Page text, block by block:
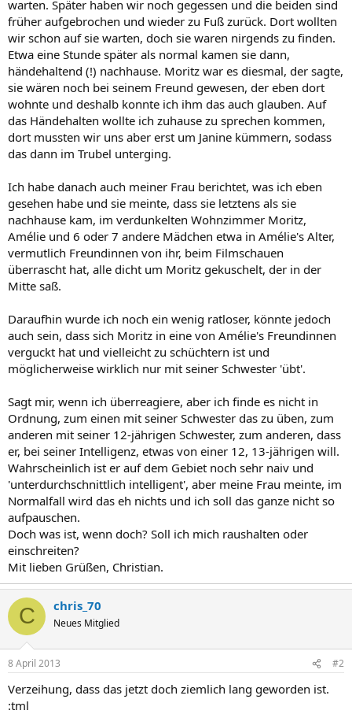
warten. Später haben wir noch gegessen und die beiden sind
früher aufgebrochen und wieder zu Fuß zurück. Dort wollten
wir schon auf sie warten, doch sie waren nirgends zu finden.
Etwa eine Stunde später als normal kamen sie dann,
händehaltend (!) nachhause. Moritz war es diesmal, der sagte,
sie wären noch bei seinem Freund gewesen, der eben dort
wohnte und deshalb konnte ich ihm das auch glauben. Auf
das Händehalten wollte ich zuhause zu sprechen kommen,
dort mussten wir uns aber erst um Janine kümmern, sodass
das dann im Trubel unterging.
Ich habe danach auch meiner Frau berichtet, was ich eben
gesehen habe und sie meinte, dass sie letztens als sie
nachhause kam, im verdunkelten Wohnzimmer Moritz,
Amélie und 6 oder 7 andere Mädchen etwa in Amélie's Alter,
vermutlich Freundinnen von ihr, beim Filmschauen
überrascht hat, alle dicht um Moritz gekuschelt, der in der
Mitte saß.
Daraufhin wurde ich noch ein wenig ratloser, könnte jedoch
auch sein, dass sich Moritz in eine von Amélie's Freundinnen
verguckt hat und vielleicht zu schüchtern ist und
möglicherweise wirklich nur mit seiner Schwester 'übt'.
Sagt mir, wenn ich überreagiere, aber ich finde es nicht in
Ordnung, zum einen mit seiner Schwester das zu üben, zum
anderen mit seiner 12-jährigen Schwester, zum anderen, dass
er, bei seiner Intelligenz, etwas von einer 12, 13-jährigen will.
Wahrscheinlich ist er auf dem Gebiet noch sehr naiv und
'unterdurchschnittlich intelligent', aber meine Frau meinte, im
Normalfall wird das eh nichts und ich soll das ganze nicht so
aufpauschen.
Doch was ist, wenn doch? Soll ich mich raushalten oder
einschreiten?
Mit lieben Grüßen, Christian.
C chris_70
Neues Mitglied
8 April 2013 #2
Verzeihung, dass das jetzt doch ziemlich lang geworden ist.
:tml